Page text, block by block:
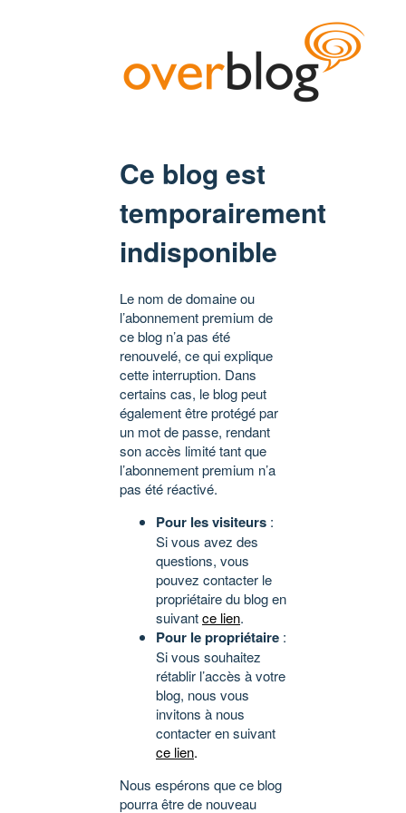
Ce blog est
temporairement
indisponible
Le nom de domaine ou
l’abonnement premium de
ce blog n’a pas été
renouvelé, ce qui explique
cette interruption. Dans
certains cas, le blog peut
également être protégé par
un mot de passe, rendant
son accès limité tant que
l’abonnement premium n’a
pas été réactivé.
Pour les visiteurs :
Si vous avez des
questions, vous
pouvez contacter le
propriétaire du blog en
suivantce lien.
Pour le propriétaire :
Si vous souhaitez
rétablir l’accès à votre
blog, nous vous
invitons à nous
contacter en suivant
ce lien.
Nous espérons que ce blog
pourra être de nouveau